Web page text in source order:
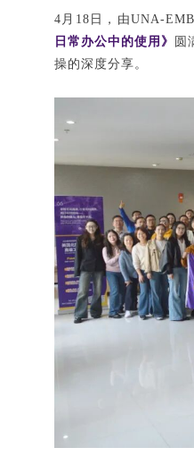
4月18日，由UNA-
日常办公中的使用》
圆
操的深度分享。